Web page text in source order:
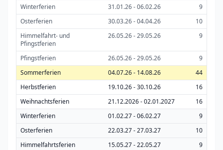
Winterferien
31.01.26 - 06.02.26
9
Osterferien
30.03.26 - 04.04.26
10
Himmelfahrt- und
Pfingstferien
26.05.26 - 29.05.26 9
Pfingstferien 26.05.26 - 29.05.26
9
Sommerferien
04.07.26 - 14.08.26
44
Herbstferien
19.10.26 - 30.10.26
16
Weihnachtsferien
21.12.2026 - 02.01.2027
16
Winterferien
01.02.27 - 06.02.27
9
Osterferien
22.03.27 - 27.03.27
10
Himmelfahrtsferien
15.05.27 - 22.05.27
9